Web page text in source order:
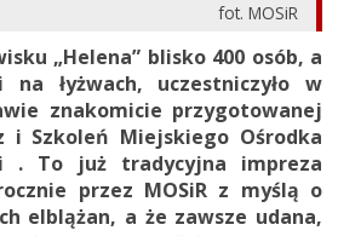
fot. MOSiR
„Helena” blisko 400 osób, a
łyżwach, uczestniczyło w
znakomicie przygotowanej
i Szkoleń Miejskiego Ośrodka
. To już tradycyjna impreza
przez MOSiR z myślą o
elblążan, a że zawsze udana,